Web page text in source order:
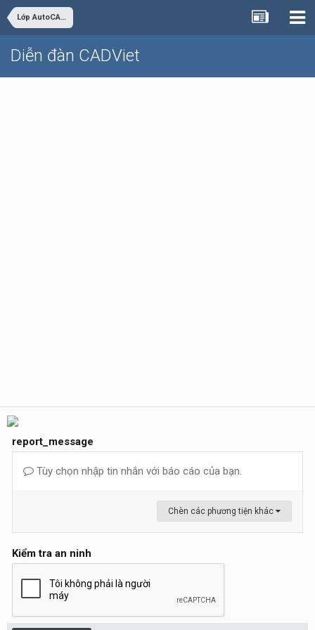
Lớp AutoCAD Cơ bản trực tuyến
Diễn đàn CADViet
report_message
Tùy chọn nhập tin nhắn với báo cáo của bạn.
Chèn các phương tiện khác
Kiểm tra an ninh